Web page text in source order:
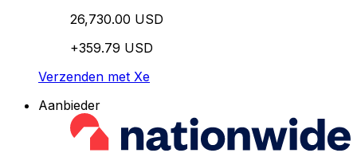
26,730.00 USD
+359.79 USD
Verzenden met Xe
Aanbieder